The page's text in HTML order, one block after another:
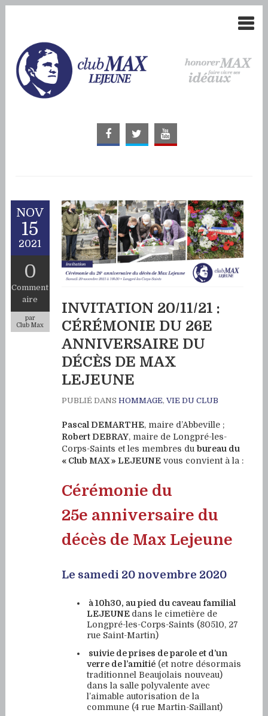
NOV
15
2021
0
Comment
aire
par
Club Max
INVITATION 20/11/21 :
CÉRÉMONIE DU 26E
ANNIVERSAIRE DU
DÉCÈS DE MAX
LEJEUNE
PUBLIÉ DANS HOMMAGE, VIE DU CLUB
Pascal DEMARTHE, maire d’Abbeville ;
Robert DEBRAY, maire de Longpré-les-
Corps-Saints et les membres du bureau du
« Club MAX » LEJEUNEvous convient à la :
Cérémonie du
25e anniversaire du
décès de Max Lejeune
Le samedi 20 novembre 2020
à 10h30, au pied du caveau familial
LEJEUNE dans le cimetière de
Longpré-les-Corps-Saints (80510, 27
rue Saint-Martin)
suivie de prises de parole et d’un
verre de l’amitié(et notre désormais
traditionnel Beaujolais nouveau)
dans la salle polyvalente avec
l’aimable autorisation de la
commune (4 rue Martin-Saillant)